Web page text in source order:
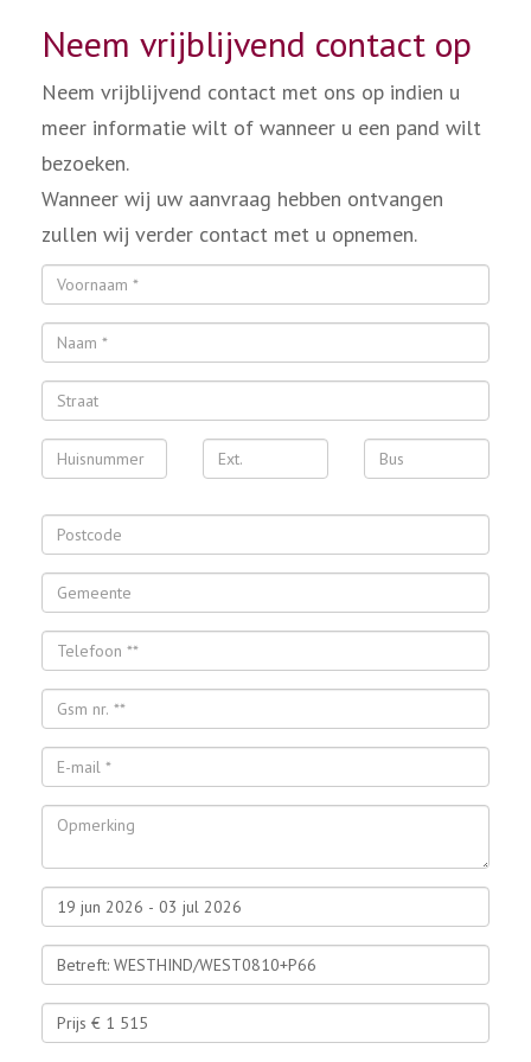
Neem vrijblijvend contact op
Neem vrijblijvend contact met ons op indien u
meer informatie wilt of wanneer u een pand wilt
bezoeken.
Wanneer wij uw aanvraag hebben ontvangen
zullen wij verder contact met u opnemen.